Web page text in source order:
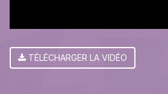
TÉLÉCHARGER LA VIDÉO